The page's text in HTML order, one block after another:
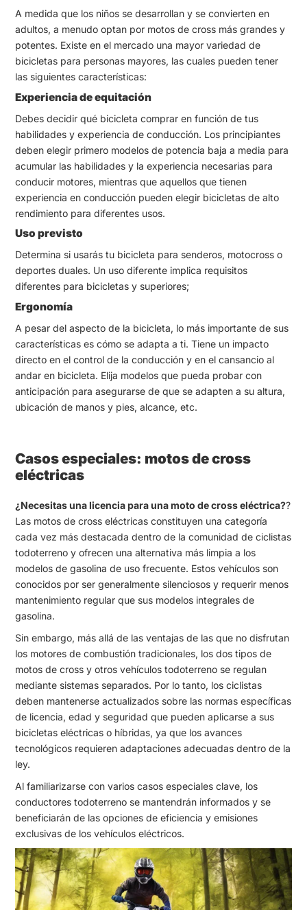
A medida que los niños se desarrollan y se convierten en
adultos, a menudo optan por motos de cross más grandes y
potentes. Existe en el mercado una mayor variedad de
bicicletas para personas mayores, las cuales pueden tener
las siguientes características:
Experiencia de equitación
Debes decidir qué bicicleta comprar en función de tus
habilidades y experiencia de conducción. Los principiantes
deben elegir primero modelos de potencia baja a media para
acumular las habilidades y la experiencia necesarias para
conducir motores, mientras que aquellos que tienen
experiencia en conducción pueden elegir bicicletas de alto
rendimiento para diferentes usos.
Uso previsto
Determina si usarás tu bicicleta para senderos, motocross o
deportes duales. Un uso diferente implica requisitos
diferentes para bicicletas y superiores;
Ergonomía
A pesar del aspecto de la bicicleta, lo más importante de sus
características es cómo se adapta a ti. Tiene un impacto
directo en el control de la conducción y en el cansancio al
andar en bicicleta. Elija modelos que pueda probar con
anticipación para asegurarse de que se adapten a su altura,
ubicación de manos y pies, alcance, etc.
Casos especiales: motos de cross
eléctricas
¿Necesitas una licencia para una moto de cross eléctrica??
Las motos de cross eléctricas constituyen una categoría
cada vez más destacada dentro de la comunidad de ciclistas
todoterreno y ofrecen una alternativa más limpia a los
modelos de gasolina de uso frecuente. Estos vehículos son
conocidos por ser generalmente silenciosos y requerir menos
mantenimiento regular que sus modelos integrales de
gasolina.
Sin embargo, más allá de las ventajas de las que no disfrutan
los motores de combustión tradicionales, los dos tipos de
motos de cross y otros vehículos todoterreno se regulan
mediante sistemas separados. Por lo tanto, los ciclistas
deben mantenerse actualizados sobre las normas específicas
de licencia, edad y seguridad que pueden aplicarse a sus
bicicletas eléctricas o híbridas, ya que los avances
tecnológicos requieren adaptaciones adecuadas dentro de la
ley.
Al familiarizarse con varios casos especiales clave, los
conductores todoterreno se mantendrán informados y se
beneficiarán de las opciones de eficiencia y emisiones
exclusivas de los vehículos eléctricos.